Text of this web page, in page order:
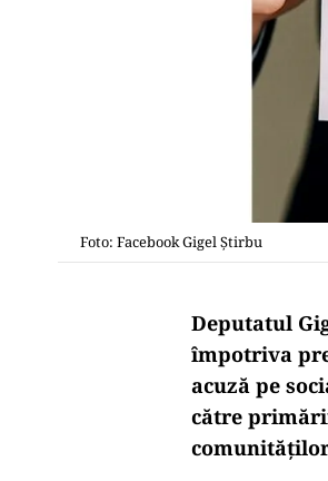
Foto: Facebook Gigel Știrbu
Deputatul
împotriva
acuză pe
către